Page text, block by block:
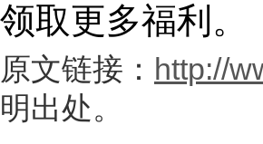
领取更多福利。
原文链接： http://
明出处。